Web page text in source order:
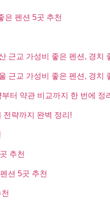
은 펜션 5곳 추천
근교 가성비 좋은 펜션, 경치
근교 가성비 좋은 펜션, 경치
터 약관 비교까지 한 번에 정
전략까지 완벽 정리!
추천
션 5곳 추천